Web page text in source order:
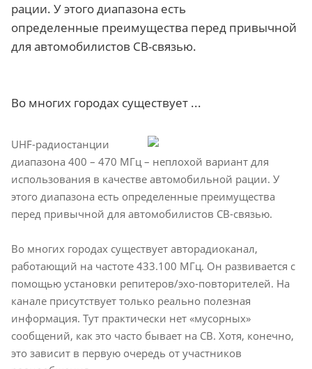
рации. У этого диапазона есть
определенные преимущества перед привычной
для автомобилистов CB-связью.
Во многих городах существует ...
UHF-радиостанции
диапазона 400 – 470 МГц – неплохой вариант для
использования в качестве автомобильной рации. У
этого диапазона есть определенные преимущества
перед привычной для автомобилистов CB-связью.
Во многих городах существует авторадиоканал,
работающий на частоте 433.100 МГц. Он развивается с
помощью установки репитеров/эхо-повторителей. На
канале присутствует только реально полезная
информация. Тут практически нет «мусорных»
сообщений, как это часто бывает на CB. Хотя, конечно,
это зависит в первую очередь от участников